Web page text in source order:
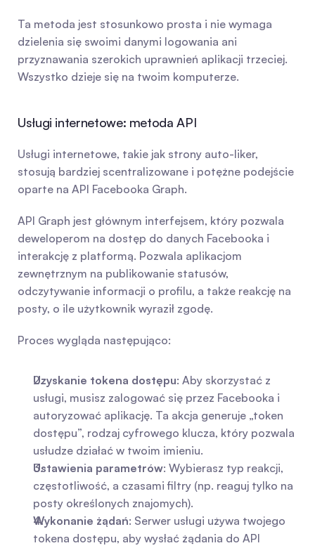
Ta metoda jest stosunkowo prosta i nie wymaga
dzielenia się swoimi danymi logowania ani
przyznawania szerokich uprawnień aplikacji trzeciej.
Wszystko dzieje się na twoim komputerze.
Usługi internetowe: metoda API
Usługi internetowe, takie jak strony auto-liker,
stosują bardziej scentralizowane i potężne podejście
oparte na API Facebooka Graph.
API Graph jest głównym interfejsem, który pozwala
deweloperom na dostęp do danych Facebooka i
interakcję z platformą. Pozwala aplikacjom
zewnętrznym na publikowanie statusów,
odczytywanie informacji o profilu, a także reakcję na
posty, o ile użytkownik wyraził zgodę.
Proces wygląda następująco:
Uzyskanie tokena dostępu: Aby skorzystać z
usługi, musisz zalogować się przez Facebooka i
autoryzować aplikację. Ta akcja generuje „token
dostępu”, rodzaj cyfrowego klucza, który pozwala
usłudze działać w twoim imieniu.
Ustawienia parametrów: Wybierasz typ reakcji,
częstotliwość, a czasami filtry (np. reaguj tylko na
posty określonych znajomych).
Wykonanie żądań: Serwer usługi używa twojego
tokena dostępu, aby wysłać żądania do API